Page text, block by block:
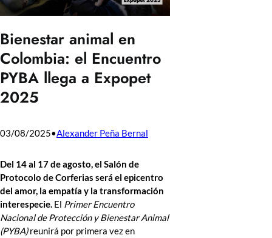
Bienestar animal en
Colombia: el Encuentro
PYBA llega a Expopet
2025
03/08/2025•Alexander Peña Bernal
Del 14 al 17 de agosto, el Salón de
Protocolo de Corferias será el epicentro
del amor, la empatía y la transformación
interespecie. El Primer Encuentro
Nacional de Protección y Bienestar Animal
(PYBA)reunirá por primera vez en